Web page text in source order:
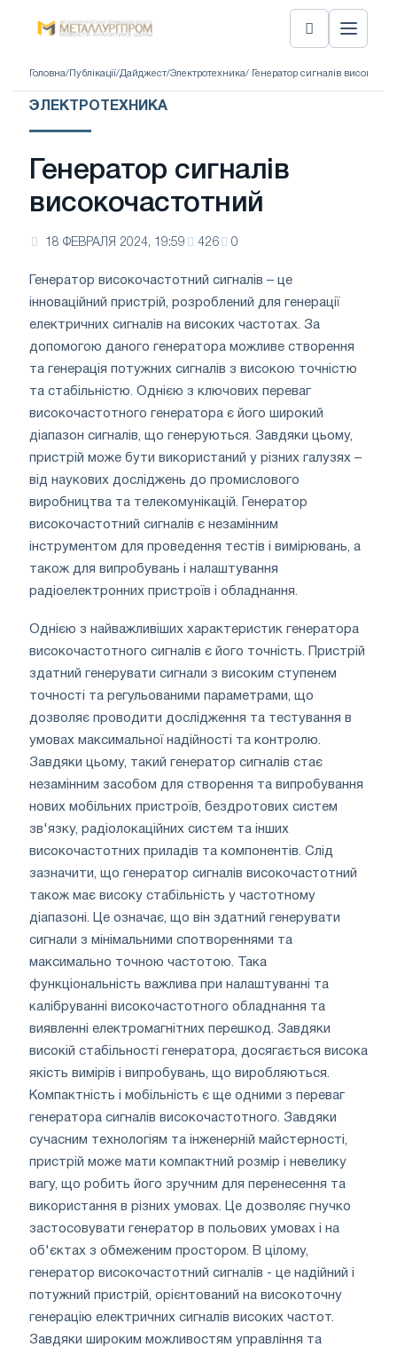
Головна/ Публікації/Дайджест/Электротехника/ Генератор сигналів
ЭЛЕКТРОТЕХНИКА
Генератор сигналів
високочастотний
18 ФЕВРАЛЯ 2024, 19:59 426 0
Генератор високочастотний сигналів – це
інноваційний пристрій, розроблений для генерації
електричних сигналів на високих частотах. За
допомогою даного генератора можливе створення
та генерація потужних сигналів з високою точністю
та стабільністю. Однією з ключових переваг
високочастотного генератора є його широкий
діапазон сигналів, що генеруються. Завдяки цьому,
пристрій може бути використаний у різних галузях –
від наукових досліджень до промислового
виробництва та телекомунікацій. Генератор
високочастотний сигналів є незамінним
інструментом для проведення тестів і вимірювань, а
також для випробувань і налаштування
радіоелектронних пристроїв і обладнання.
Однією з найважливіших характеристик генератора
високочастотного сигналів є його точність. Пристрій
здатний генерувати сигнали з високим ступенем
точності та регульованими параметрами, що
дозволяє проводити дослідження та тестування в
умовах максимальної надійності та контролю.
Завдяки цьому, такий генератор сигналів стає
незамінним засобом для створення та випробування
нових мобільних пристроїв, бездротових систем
зв'язку, радіолокаційних систем та інших
високочастотних приладів та компонентів. Слід
зазначити, що генератор сигналів високочастотний
також має високу стабільність у частотному
діапазоні. Це означає, що він здатний генерувати
сигнали з мінімальними спотвореннями та
максимально точною частотою. Така
функціональність важлива при налаштуванні та
калібруванні високочастотного обладнання та
виявленні електромагнітних перешкод. Завдяки
високій стабільності генератора, досягається висока
якість вимірів і випробувань, що виробляються.
Компактність і мобільність є ще одними з переваг
генератора сигналів високочастотного. Завдяки
сучасним технологіям та інженерній майстерності,
пристрій може мати компактний розмір і невелику
вагу, що робить його зручним для перенесення та
використання в різних умовах. Це дозволяє гнучко
застосовувати генератор в польових умовах і на
об'єктах з обмеженим простором. В цілому,
генератор високочастотний сигналів - це надійний і
потужний пристрій, орієнтований на високоточну
генерацію електричних сигналів високих частот.
Завдяки широким можливостям управління та